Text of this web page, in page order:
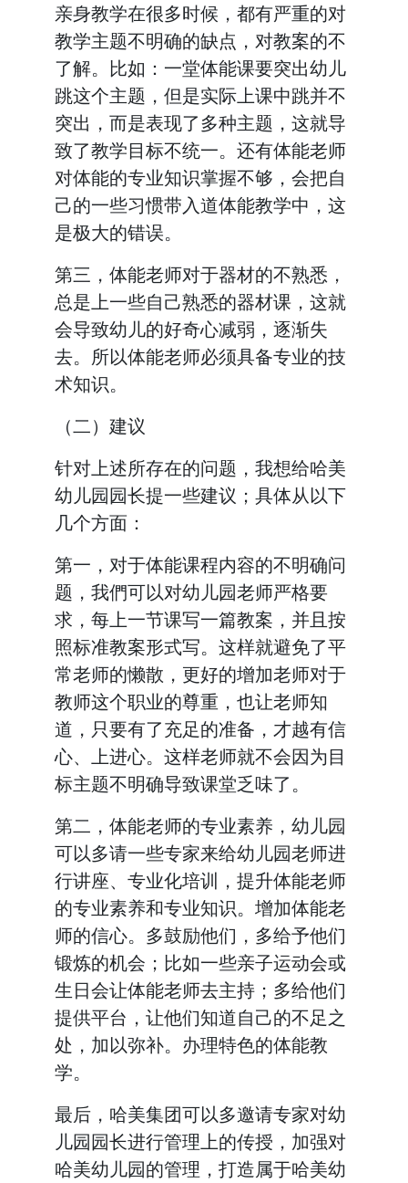
亲身教学在很多时候，都有严重的对
教学主题不明确的缺点，对教案的不
了解。比如：一堂体能课要突出幼儿
跳这个主题，但是实际上课中跳并不
突出，而是表现了多种主题，这就导
致了教学目标不统一。还有体能老师
对体能的专业知识掌握不够，会把自
己的一些习惯带入道体能教学中，这
是极大的错误。
第三，体能老师对于器材的不熟悉，
总是上一些自己熟悉的器材课，这就
会导致幼儿的好奇心减弱，逐渐失
去。所以体能老师必须具备专业的技
术知识。
（二）建议
针对上述所存在的问题，我想给哈美
幼儿园园长提一些建议；具体从以下
几个方面：
第一，对于体能课程内容的不明确问
题，我們可以对幼儿园老师严格要
求，每上一节课写一篇教案，并且按
照标准教案形式写。这样就避免了平
常老师的懒散，更好的增加老师对于
教师这个职业的尊重，也让老师知
道，只要有了充足的准备，才越有信
心、上进心。这样老师就不会因为目
标主题不明确导致课堂乏味了。
第二，体能老师的专业素养，幼儿园
可以多请一些专家来给幼儿园老师进
行讲座、专业化培训，提升体能老师
的专业素养和专业知识。增加体能老
师的信心。多鼓励他们，多给予他们
锻炼的机会；比如一些亲子运动会或
生日会让体能老师去主持；多给他们
提供平台，让他们知道自己的不足之
处，加以弥补。办理特色的体能教
学。
最后，哈美集团可以多邀请专家对幼
儿园园长进行管理上的传授，加强对
哈美幼儿园的管理，打造属于哈美幼